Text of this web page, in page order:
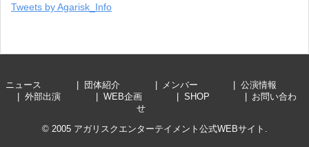
Tweets by Agarisk_Info
ニュース 団体紹介 メンバー
公演情報
外部出演
WEB企画 SHOP
お問い合わ
せ
© 2005 アガリスクエンターテイメント公式WEBサイト .